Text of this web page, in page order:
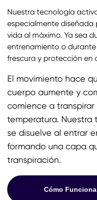
Nuestra tecnología
especialmente diseñada
vida al máximo. Ya sea
entrenamiento o
frescura y protección en
El movimiento hace
cuerpo aumente y
comience a transpirar
temperatura.
se disuelve al entrar
formando una capa
transpiración.
Cómo Funciona